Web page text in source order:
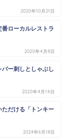
2020年10月21日
番ローカルレストラ
2020年4月8日
バー刺しとしゃぶし
2020年4月14日
だける「トンキー
2024年6月18日